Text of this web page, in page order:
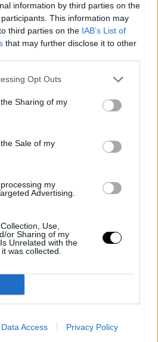
information by third parties on the
participants. This information may
third parties on the IAB’s List of
that may further disclose it to other
Opt Outs
Sharing of my
Sale of my
my
Advertising.
Use,
or Sharing of my
Unrelated with the
was collected.
Data Access Privacy Policy
αδυναμία στον 26χρονο γιο
από τον πρώτο του γάμο με